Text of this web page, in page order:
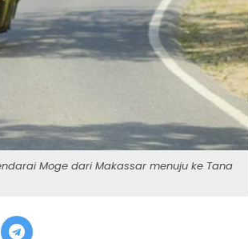
Moge dari Makassar menuju ke Tana